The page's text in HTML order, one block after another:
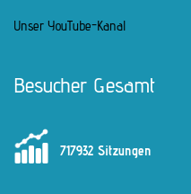
Unser YouTube-Kanal
Besucher Gesamt
717932 Sitzungen